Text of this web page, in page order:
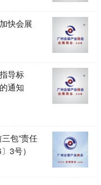
快会展
导标
通知
包”责任
3号）